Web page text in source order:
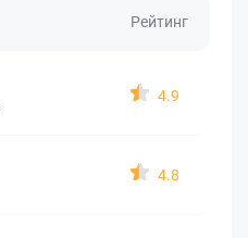
Рейтинг
4.9
4.8